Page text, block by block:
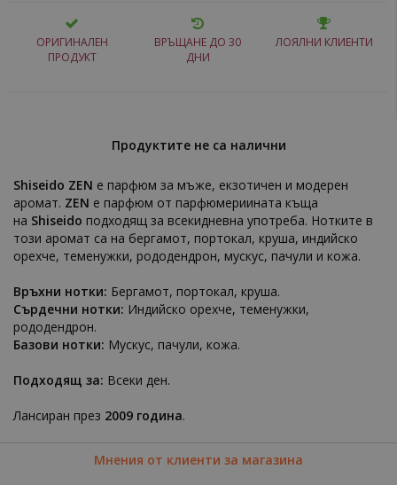
ОРИГИНАЛЕН
ПРОДУКТ
ВРЪЩАНЕ ДО 30
ДНИ
ЛОЯЛНИ КЛИЕНТИ
Продуктите не са налични
Shiseido ZEN е парфюм за мъже, екзотичен и модерен
аромат. ZEN е парфюм от парфюмериината къща
на Shiseido подходящ за всекидневна употреба. Нотките в
този аромат са на бергамот, портокал, круша, индийско
орехче, теменужки, рододендрон, мускус, пачули и кожа.
Връхни нотки: Бергамот, портокал, круша.
Сърдечни нотки: Индийско орехче, теменужки,
рододендрон.
Базови нотки: Мускус, пачули, кожа.
Подходящ за: Всеки ден.
Лансиран през 2009 година.
Мнения от клиенти за магазина